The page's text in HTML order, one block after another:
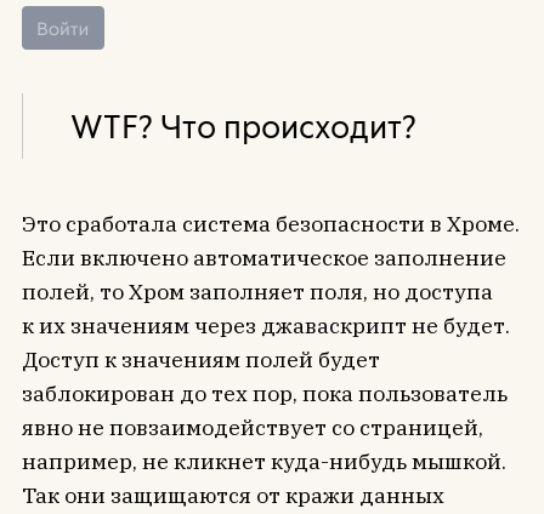
WTF? Что происходит?
Это сработала система безопасности в Хроме.
Если включено автоматическое заполнение
полей, то Хром заполняет поля, но доступа
к их значениям через джаваскрипт не будет.
Доступ к значениям полей будет
заблокирован до тех пор, пока пользователь
явно не повзаимодействует со страницей,
например, не кликнет куда-нибудь мышкой.
Так они защищаются от кражи данных